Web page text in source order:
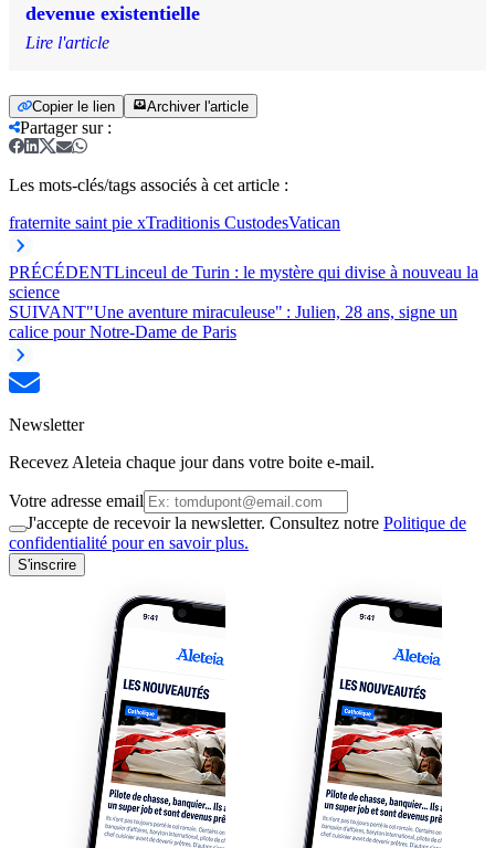
devenue existentielle
Lire l'article
Copier le lien Archiver l'article
Partager sur:
Les mots-clés/tags associés à cet article :
fraternite saint pie xTraditionis CustodesVatican
PRÉCÉDENTLinceul de Turin : le mystère qui divise à nouveau la
science
SUIVANT"Une aventure miraculeuse" : Julien, 28 ans, signe un
calice pour Notre-Dame de Paris
Newsletter
Recevez Aleteia chaque jour dans votre boite e-mail.
Votre adresse email
J'accepte de recevoir la newsletter. Consultez notre Politique de
confidentialité pour en savoir plus.
S'inscrire